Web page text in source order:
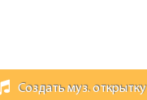
Создать муз. открытку